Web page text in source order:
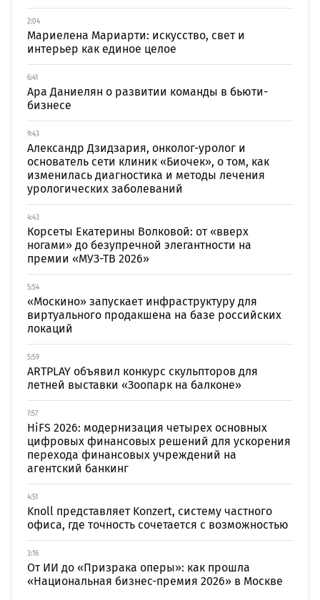
2:04
Мариелена Мариарти: искусство, свет и
интерьер как единое целое
6:41
Ара Даниелян о развитии команды в бьюти-
бизнесе
9:43
Александр Дзидзария, онколог-уролог и
основатель сети клиник «Биочек», о том, как
изменилась диагностика и методы лечения
урологических заболеваний
4:43
Корсеты Екатерины Волковой: от «вверх
ногами» до безупречной элегантности на
премии «МУЗ-ТВ 2026»
5:54
«Москино» запускает инфраструктуру для
виртуального продакшена на базе российских
локаций
5:59
ARTPLAY объявил конкурс скульпторов для
летней выставки «Зоопарк на балконе»
7:57
HiFS 2026: модернизация четырех основных
цифровых финансовых решений для ускорения
перехода финансовых учреждений на
агентский банкинг
4:51
Knoll представляет Konzert, систему частного
офиса, где точность сочетается с возможностью
3:16
От ИИ до «Призрака оперы»: как прошла
«Национальная бизнес-премия 2026» в Москве